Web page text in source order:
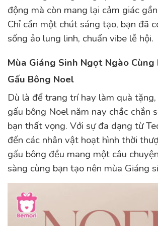
động mà còn mang lại cảm giác
Chỉ cần một chút sáng tạo, bạn đã
sống ảo lung linh, chuẩn vibe lễ hội.
Mùa Giáng Sinh Ngọt Ngào Cùng
Gấu Bông Noel
Dù là để trang trí hay làm quà
gấu bông Noel năm nay chắc chắn
bạn thất vọng. Với sự đa dạng từ
đến các nhân vật hoạt hình thời
gấu bông đều mang một câu
sàng cùng bạn tạo nên mùa Giáng